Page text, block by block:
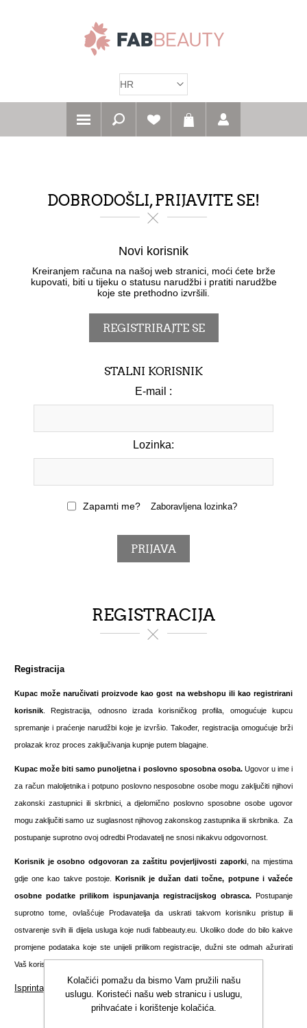
DOBRODOŠLI, PRIJAVITE SE!
Novi korisnik
Kreiranjem računa na našoj web stranici, moći ćete brže
kupovati, biti u tijeku o statusu narudžbi i pratiti narudžbe
koje ste prethodno izvršili.
STALNI KORISNIK
E-mail :
Lozinka:
Zapamti me? Zaboravljena lozinka?
REGISTRACIJA
Registracija
Kupac može naručivati proizvode kao gost na webshopu ili kao registrirani
korisnik . Registracija, odnosno izrada korisničkog profila, omogućuje kupcu
spremanje i praćenje narudžbi koje je izvršio. Također, registracija omogućuje brži
prolazak kroz proces zaključivanja kupnje putem blagajne.
Kupac može biti samo punoljetna i poslovno sposobna osoba.Ugovor u ime i
za račun maloljetnika i potpuno poslovno nesposobne osobe mogu zaključiti njihovi
zakonski zastupnici ili skrbnici, a djelomično poslovno sposobne osobe ugovor
mogu zaključiti samo uz suglasnost njihovog zakonskog zastupnika ili skrbnika. Za
postupanje suprotno ovoj odredbi Prodavatelj ne snosi nikakvu odgovornost.
Korisnik je osobno odgovoran za zaštitu povjerljivosti zaporki, na mjestima
gdje one kao takve postoje. Korisnik je dužan dati točne, potpune i važeće
osobne podatke prilikom ispunjavanja registracijskog obrasca.Postupanje
suprotno tome, ovlašćuje Prodavatelja da uskrati takvom korisniku pristup ili
ostvarenje svih ili dijela usluga koje nudi fabbeauty.eu. Ukoliko dođe do bilo kakve
promjene podataka koje ste unijeli prilikom registracije, dužni ste odmah ažurirati
Vaš korisnički račun kako biste nas obavijestili o nastalim promjenama.
Isprintajte ovu stranicu
Kolačići pomažu da bismo Vam pružili našu
uslugu. Koristeći našu web stranicu i uslugu,
prihvaćate i korištenje kolačića.